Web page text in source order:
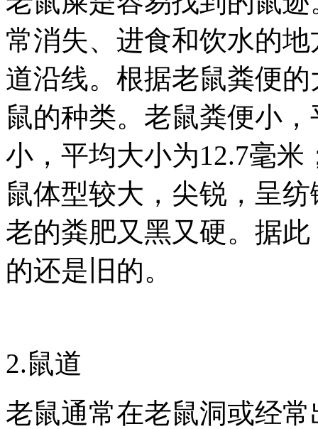
常消失、进食和饮水的
道沿线。根据老鼠粪便
鼠的种类。老鼠粪便小
小，平均大小为12.7毫
鼠体型较大，尖锐，呈
老的粪肥又黑又硬。据
的还是旧的。
2.鼠道
老鼠通常在老鼠洞或经